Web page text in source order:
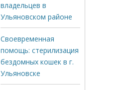
владельцев в
Ульяновском районе
Своевременная
помощь: стерилизация
бездомных кошек в г.
Ульяновске